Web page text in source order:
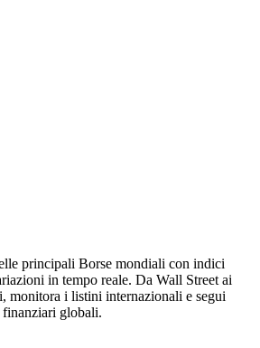
principali Borse mondiali con indici
in tempo reale. Da Wall Street ai
monitora i listini internazionali e segui
finanziari globali.